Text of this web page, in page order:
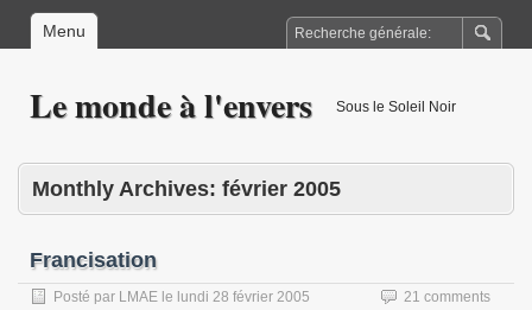
Menu
Le monde à l'envers Sous le Soleil Noir
Monthly Archives: février 2005
Francisation
Posté par LMAE le lundi 28 février 2005 21 comments